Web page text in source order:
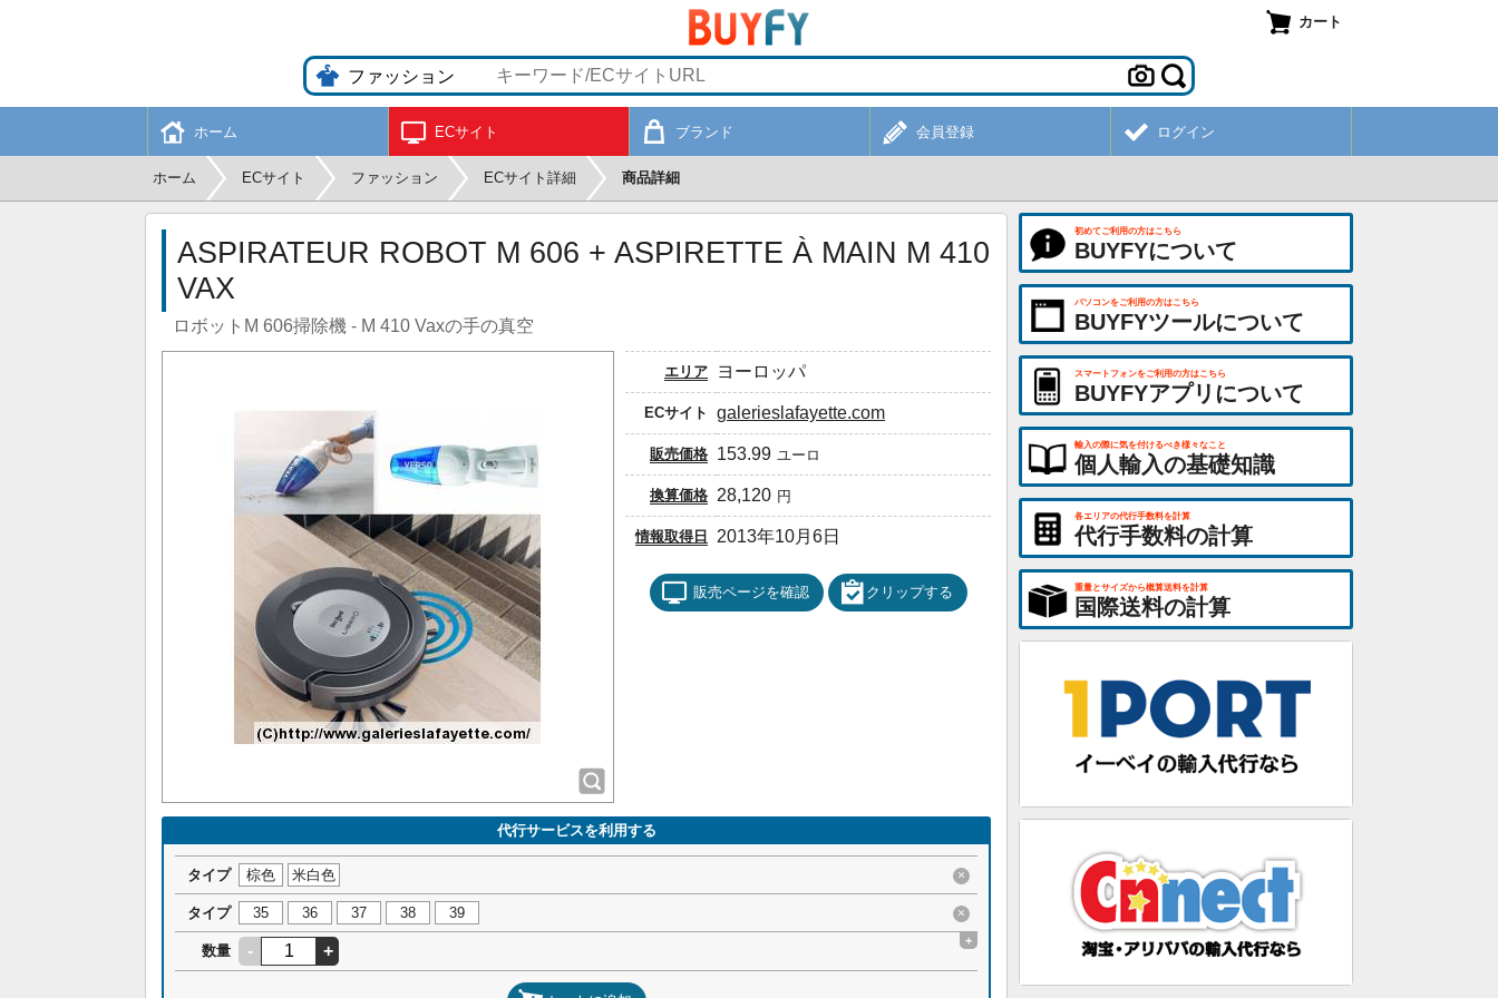
カート
ホーム ECサイト ブランド 会員登録 ログイン
ホーム ECサイト ファッション ECサイト詳細 商品詳細
ASPIRATEUR ROBOT M 606 + ASPIRETTE À MAIN M 410
VAX
ロボットM 606掃除機 - M 410 Vaxの手の真空
エリア ヨーロッパ
ECサイト galerieslafayette.com
販売価格 153.99 ユーロ
換算価格 28,120 円
情報取得日 2013年10月6日
販売ページを確認 クリップする
代行サービスを利用する
タイプ 棕色 米白色 ×
タイプ 35 36 37 38 39 ×
数量 - +
+
初めてご利用の方はこちら
BUYFYについて
パソコンをご利用の方はこちら
BUYFYツールについて
スマートフォンをご利用の方はこちら
BUYFYアプリについて
輸入の際に気を付けるべき様々なこと
個人輸入の基礎知識
各エリアの代行手数料を計算
代行手数料の計算
重量とサイズから概算送料を計算
国際送料の計算